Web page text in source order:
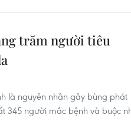
trăm người tiêu
là nguyên nhân gây bùng phát
345 người mắc bệnh và buộc